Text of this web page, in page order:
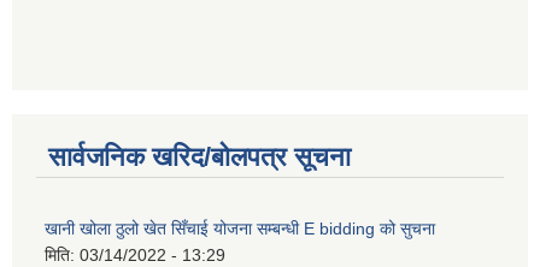
सार्वजनिक खरिद/बोलपत्र सूचना
खानी खोला ठुलो खेत सिँचाई योजना सम्बन्धी E bidding को सुचना
मिति: 03/14/2022 - 13:29